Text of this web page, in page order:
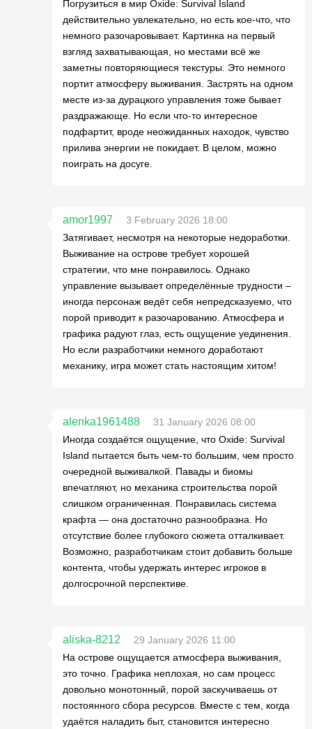
Погрузиться в мир Oxide: Survival Island
действительно увлекательно, но есть кое-что, что
немного разочаровывает. Картинка на первый
взгляд захватывающая, но местами всё же
заметны повторяющиеся текстуры. Это немного
портит атмосферу выживания. Застрять на одном
месте из-за дурацкого управления тоже бывает
раздражающе. Но если что-то интересное
подфартит, вроде неожиданных находок, чувство
прилива энергии не покидает. В целом, можно
поиграть на досуге.
amor1997
3 February 2026 18:00
Затягивает, несмотря на некоторые недоработки.
Выживание на острове требует хорошей
стратегии, что мне понравилось. Однако
управление вызывает определённые трудности –
иногда персонаж ведёт себя непредсказуемо, что
порой приводит к разочарованию. Атмосфера и
графика радуют глаз, есть ощущение уединения.
Но если разработчики немного доработают
механику, игра может стать настоящим хитом!
alenka1961488
31 January 2026 08:00
Иногда создаётся ощущение, что Oxide: Survival
Island пытается быть чем-то большим, чем просто
очередной выживалкой. Павады и биомы
впечатляют, но механика строительства порой
слишком ограниченная. Понравилась система
крафта — она достаточно разнообразна. Но
отсутствие более глубокого сюжета отталкивает.
Возможно, разработчикам стоит добавить больше
контента, чтобы удержать интерес игроков в
долгосрочной перспективе.
aliska-8212
29 January 2026 11:00
На острове ощущается атмосфера выживания,
это точно. Графика неплохая, но сам процесс
довольно монотонный, порой заскучиваешь от
постоянного сбора ресурсов. Вместе с тем, когда
удаётся наладить быт, становится интересно